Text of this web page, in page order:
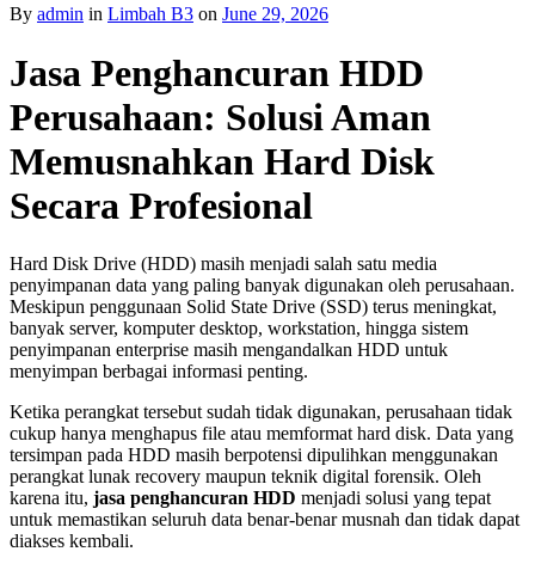
By admin in Limbah B3 on June 29, 2026
Jasa Penghancuran HDD
Perusahaan: Solusi Aman
Memusnahkan Hard Disk
Secara Profesional
Hard Disk Drive (HDD) masih menjadi salah satu media
penyimpanan data yang paling banyak digunakan oleh perusahaan.
Meskipun penggunaan Solid State Drive (SSD) terus meningkat,
banyak server, komputer desktop, workstation, hingga sistem
penyimpanan enterprise masih mengandalkan HDD untuk
menyimpan berbagai informasi penting.
Ketika perangkat tersebut sudah tidak digunakan, perusahaan tidak
cukup hanya menghapus file atau memformat hard disk. Data yang
tersimpan pada HDD masih berpotensi dipulihkan menggunakan
perangkat lunak recovery maupun teknik digital forensik. Oleh
karena itu, jasa penghancuran HDD menjadi solusi yang tepat
untuk memastikan seluruh data benar-benar musnah dan tidak dapat
diakses kembali.